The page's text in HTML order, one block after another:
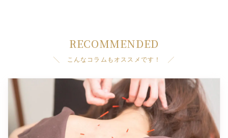
RECOMMENDED
╲ こんなコラムもオススメです！ ╱